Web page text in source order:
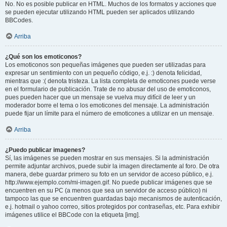
No. No es posible publicar en HTML. Muchos de los formatos y acciones que
se pueden ejecutar utilizando HTML pueden ser aplicados utilizando
BBCodes.
Arriba
¿Qué son los emoticonos?
Los emoticonos son pequeñas imágenes que pueden ser utilizadas para
expresar un sentimiento con un pequeño código, e.j. :) denota felicidad,
mientras que :( denota tristeza. La lista completa de emoticones puede verse
en el formulario de publicación. Trate de no abusar del uso de emoticonos,
pues pueden hacer que un mensaje se vuelva muy difícil de leer y un
moderador borre el tema o los emoticones del mensaje. La administración
puede fijar un límite para el número de emoticones a utilizar en un mensaje.
Arriba
¿Puedo publicar imagenes?
Sí, las imágenes se pueden mostrar en sus mensajes. Si la administración
permite adjuntar archivos, puede subir la imagen directamente al foro. De otra
manera, debe guardar primero su foto en un servidor de acceso público, e.j.
http://www.ejemplo.com/mi-imagen.gif. No puede publicar imágenes que se
encuentren en su PC (a menos que sea un servidor de acceso público) ni
tampoco las que se encuentren guardadas bajo mecanismos de autenticación,
e.j. hotmail o yahoo correo, sitios protegidos por contraseñas, etc. Para exhibir
imágenes utilice el BBCode con la etiqueta [img].